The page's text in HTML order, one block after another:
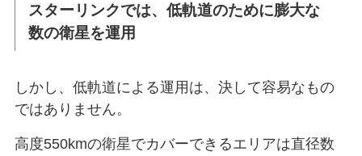
スターリンクでは、低軌道のために膨大な
数の衛星を運用
しかし、低軌道による運用は、決して容易なもの
ではありません。
高度550kmの衛星でカバーできるエリアは直径数